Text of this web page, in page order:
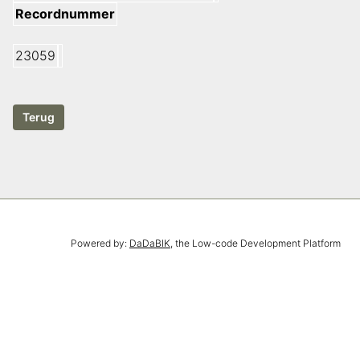
Recordnummer
23059
Powered by: DaDaBIK, the Low-code Development Platform